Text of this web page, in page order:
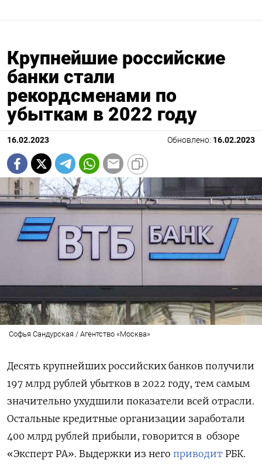
Крупнейшие российские
банки стали
рекордсменами по
убыткам в 2022 году
16.02.2023 Обновлено: 16.02.2023
Софья Сандурская / Агентство «Москва»
Десять крупнейших российских банков получили
197 млрд рублей убытков в 2022 году, тем самым
значительно ухудшили показатели всей отрасли.
Остальные кредитные организации заработали
400 млрд рублей прибыли, говорится в обзоре
«Эксперт РА». Выдержки из него приводит РБК.